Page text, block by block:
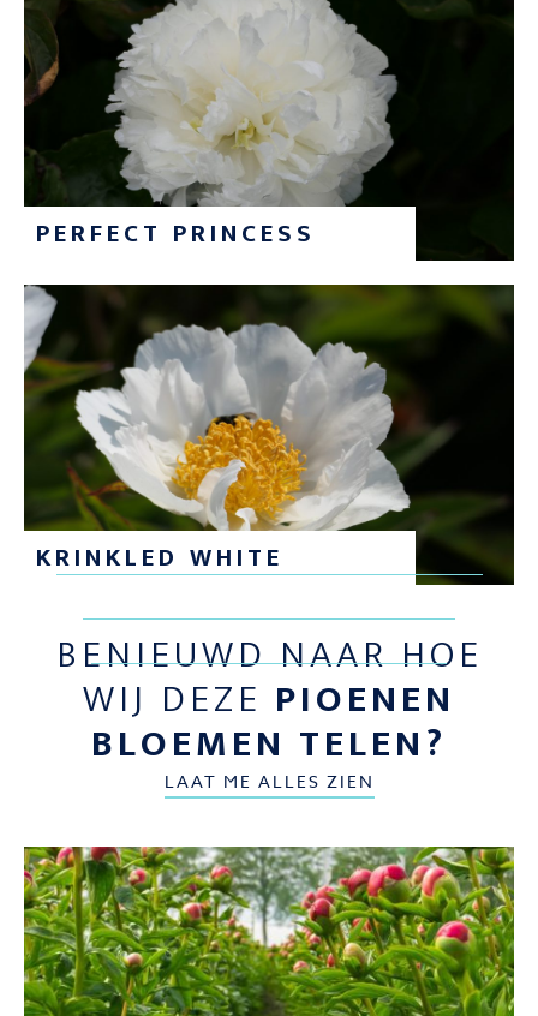
PERFECT PRINCESS
KRINKLED WHITE
BENIEUWD NAAR HOE
WIJ DEZE PIOENEN
BLOEMEN TELEN?
LAAT ME ALLES ZIEN